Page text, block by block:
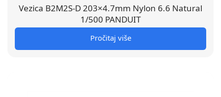
Vezica B2M2S-D 203×4.7mm Nylon 6.6 Natural
1/500 PANDUIT
Pročitaj više